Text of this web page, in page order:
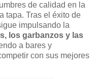
de calidad en la
tapa. Tras el éxito de
impulsando la
los garbanzos y las
a bares y
con sus mejores